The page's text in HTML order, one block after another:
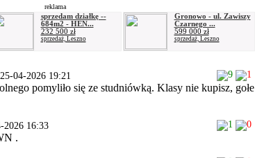
reklama
sprzedam działkę --
684m2 - HEN...
232 500 zł
sprzedaż, Leszno
Gronowo - ul. Zawiszy
Czarnego ...
599 000 zł
sprzedaż, Leszno
04-2026 19:21 9 1
pomyliło się ze studniówką. Klasy nie kupisz, gołe
2026 16:33 1 0
.